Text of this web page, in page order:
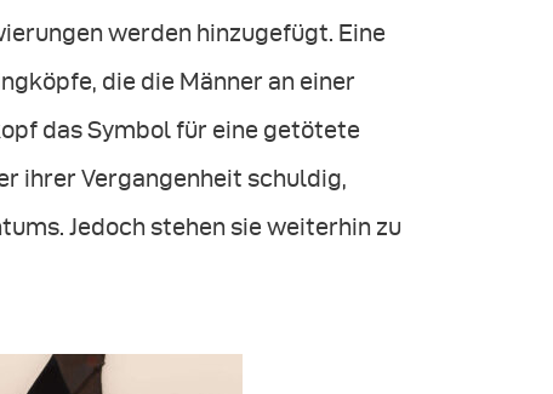
werden hinzugefügt. Eine
die die Männer an einer
das Symbol für eine getötete
ihrer Vergangenheit schuldig,
Jedoch stehen sie weiterhin zu